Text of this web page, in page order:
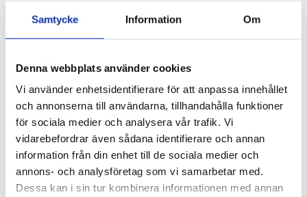
Samtycke Information Om
Denna webbplats använder cookies
Vi använder enhetsidentifierare för att anpassa innehållet
och annonserna till användarna, tillhandahålla funktioner
för sociala medier och analysera vår trafik. Vi
vidarebefordrar även sådana identifierare och annan
information från din enhet till de sociala medier och
annons- och analysföretag som vi samarbetar med.
Dessa kan i sin tur kombinera informationen med annan
3 380,00KR
Antal